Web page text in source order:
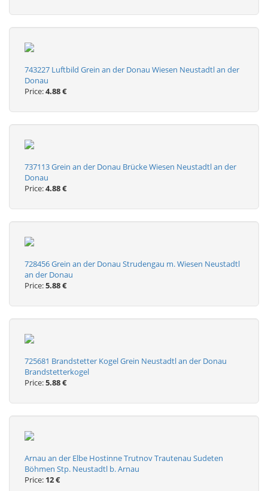
743227 Luftbild Grein an der Donau Wiesen Neustadtl an der
Donau
Price:4.88 €
737113 Grein an der Donau Brücke Wiesen Neustadtl an der
Donau
Price:4.88 €
728456 Grein an der Donau Strudengau m. Wiesen Neustadtl
an der Donau
Price:5.88 €
725681 Brandstetter Kogel Grein Neustadtl an der Donau
Brandstetterkogel
Price:5.88 €
Arnau an der Elbe Hostinne Trutnov Trautenau Sudeten
Böhmen Stp. Neustadtl b. Arnau
Price: 12 €